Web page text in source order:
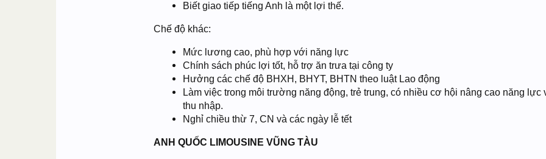
Biết giao tiếp tiếng Anh là một lợi thế.
Chế độ khác:
Mức lương cao, phù hợp với năng lực
Chính sách phúc lợi tốt, hỗ trợ ăn trưa tại công ty
Hưởng các chế độ BHXH, BHYT, BHTN theo luật Lao động
Làm việc trong môi trường năng động, trẻ trung, có nhiều cơ hội nâng cao năng lực
thu nhập.
Nghỉ chiều thừ 7, CN và các ngày lễ tết
ANH QUỐC LIMOUSINE VŨNG TÀU